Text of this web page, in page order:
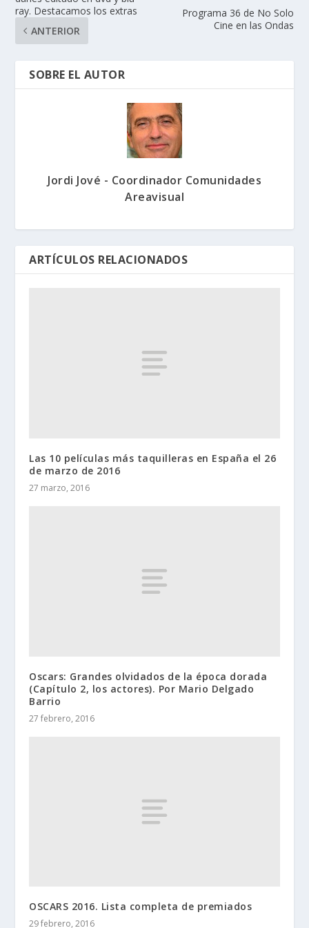
ray. Destacamos los extras
ANTERIOR
Programa 36 de No Solo
Cine en las Ondas
SOBRE EL AUTOR
Jordi Jové - Coordinador Comunidades
Areavisual
ARTÍCULOS RELACIONADOS
Las 10 películas más taquilleras en España el 26
de marzo de 2016
27 marzo, 2016
Oscars: Grandes olvidados de la época dorada
(Capítulo 2, los actores). Por Mario Delgado
Barrio
27 febrero, 2016
OSCARS 2016. Lista completa de premiados
29 febrero, 2016